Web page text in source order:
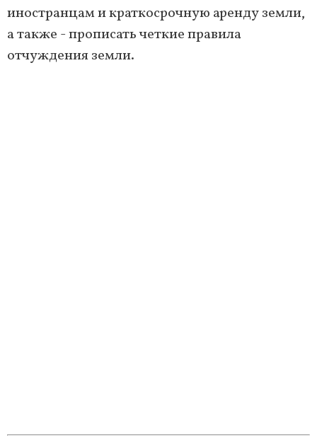
иностранцам и краткосрочную аренду земли,
а также - прописать четкие правила
отчуждения земли.